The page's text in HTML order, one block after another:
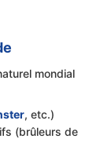
mondial
, etc.)
(brûleurs de